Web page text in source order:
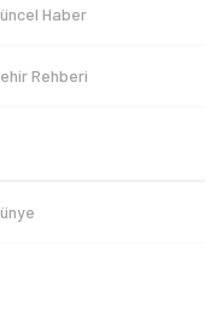
Haber
Rehberi